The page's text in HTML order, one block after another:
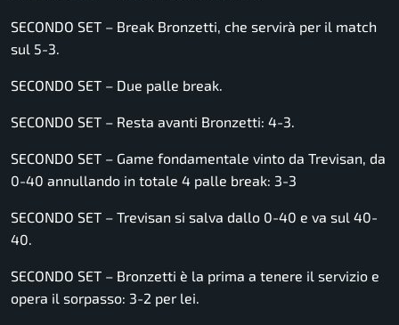
SECONDO SET – Break Bronzetti, che servirà per il match
sul 5-3.
SECONDO SET – Due palle break.
SECONDO SET – Resta avanti Bronzetti: 4-3.
SECONDO SET – Game fondamentale vinto da Trevisan, da
0-40 annullando in totale 4 palle break: 3-3
SECONDO SET – Trevisan si salva dallo 0-40 e va sul 40-
40.
SECONDO SET – Bronzetti è la prima a tenere il servizio e
opera il sorpasso: 3-2 per lei.